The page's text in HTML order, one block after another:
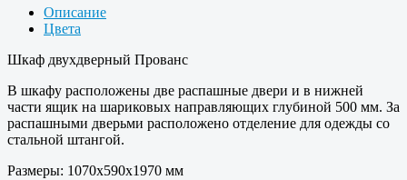
Описание
Цвета
Шкаф двухдверный Прованс
В шкафу расположены две распашные двери и в нижней
части ящик на шариковых направляющих глубиной 500 мм. За
распашными дверьми расположено отделение для одежды со
стальной штангой.
Размеры: 1070х590х1970 мм